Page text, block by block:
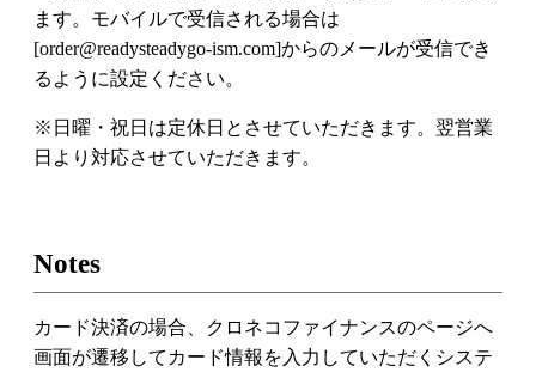
ます。モバイルで受信される場合は
[order@readysteadygo-ism.com]からのメールが受信でき
るように設定ください。
※日曜・祝日は定休日とさせていただきます。翌営業
日より対応させていただきます。
Notes
カード決済の場合、クロネコファイナンスのページへ
画面が遷移してカード情報を入力していただくシステ